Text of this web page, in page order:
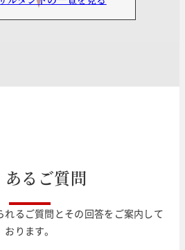
ある ご質問
れるご質問とその回答をご案内して
おります。